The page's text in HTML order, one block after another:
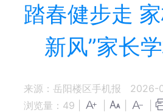
踏春健步走
新风”家长
来源：岳阳楼区手机报
2026-
浏览量： 49